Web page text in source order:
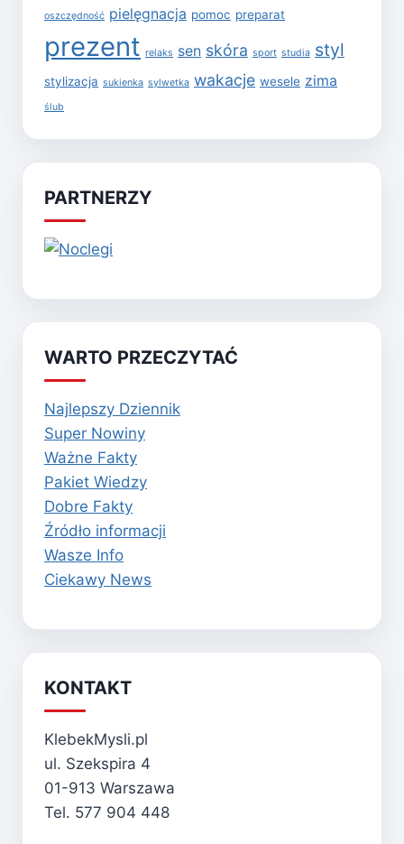
oszczędność pielęgnacja pomoc preparat
prezent relaks sen skóra sport studia styl
stylizacja sukienka sylwetka wakacje wesele zima
ślub
PARTNERZY
WARTO PRZECZYTAĆ
Najlepszy Dziennik
Super Nowiny
Ważne Fakty
Pakiet Wiedzy
Dobre Fakty
Źródło informacji
Wasze Info
Ciekawy News
KONTAKT
KlebekMysli.pl
ul. Szekspira 4
01-913 Warszawa
Tel. 577 904 448